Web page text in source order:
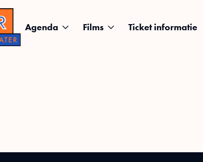
Agenda Films Ticket informatie